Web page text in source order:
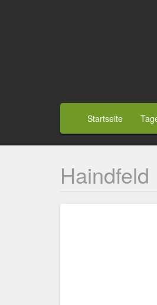
Startseite
Haindfeld